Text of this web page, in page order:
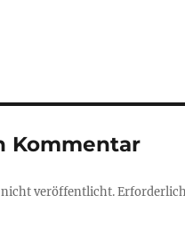
Kommentar
veröffentlicht.